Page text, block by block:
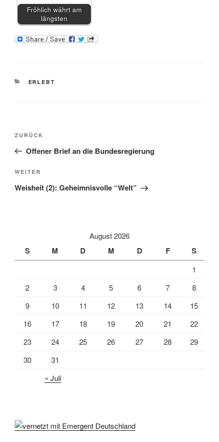
Fröhlich währt am
längsten
KATEGORIEN
ERLEBT
Beitragsnavigation
Vorheriger
Beitrag
ZURÜCK
Offener Brief an die Bundesregierung
Nächster
Beitrag
WEITER
Weisheit (2): Geheimnisvolle “Welt”
August 2026
S M D M D F S
1
2
3 4 5 6 7
8
9
10 11 12 13 14
15
16
17 18 19 20 21
22
23
24 25 26 27 28
29
30
31
« Juli